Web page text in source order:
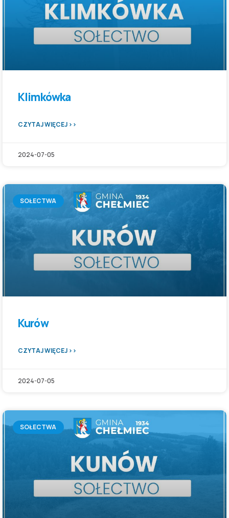
Klimkówka
CZYTAJ WIĘCEJ >>
2024-07-05
SOŁECTWA
Kurów
CZYTAJ WIĘCEJ >>
2024-07-05
SOŁECTWA